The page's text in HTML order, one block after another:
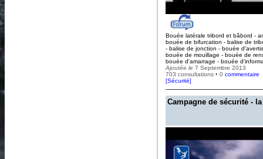
Bouée latérale tribord et bâbord -
bouée de bifurcation - balise de
- balise de jonction - bouée
bouée de mouillage - bouée de
bouée d'amarrage - bouée
Ajoutée le 7 Septembre 2013
703 consultations • 0 commentaire
[Sécurité]
Campagne de sécurité -